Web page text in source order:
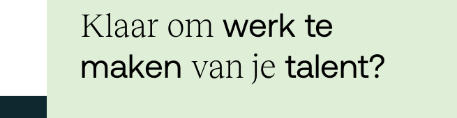
Klaar om werk te
makenvan je talent?